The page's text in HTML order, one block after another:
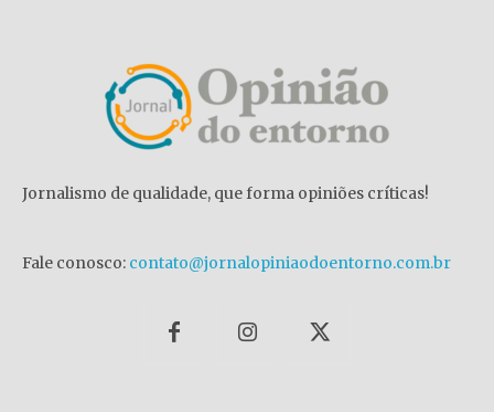
Jornalismo de qualidade, que forma opiniões críticas!
Fale conosco: contato@jornalopiniaodoentorno.com.br